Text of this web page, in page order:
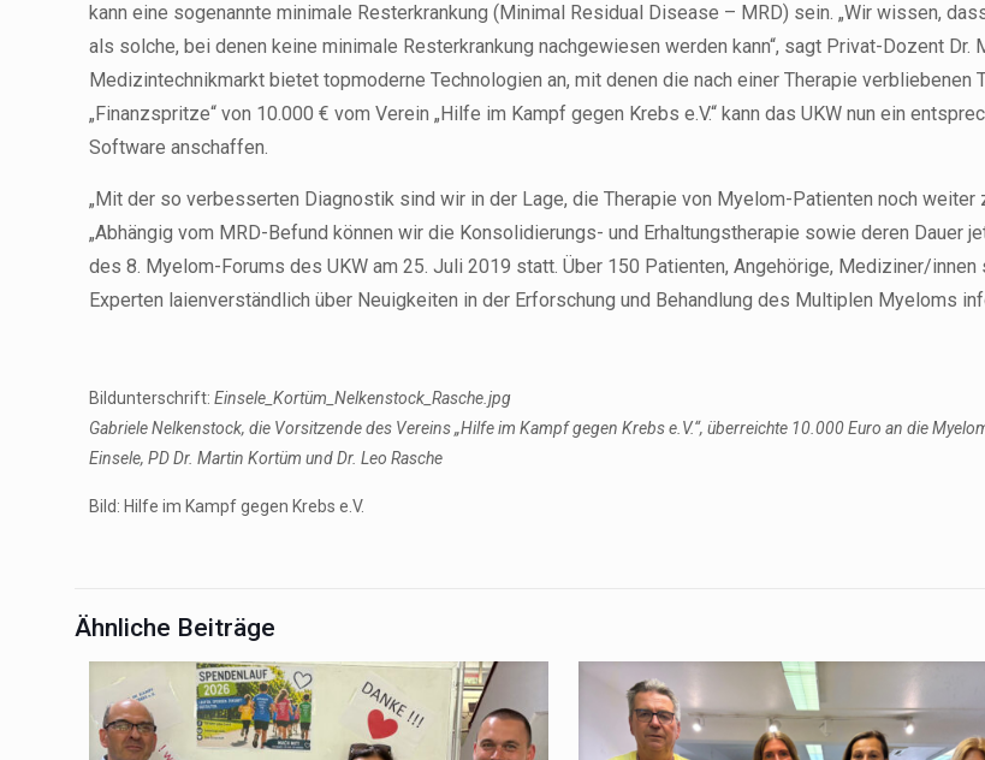
kann eine sogenannte minimale Resterkrankung (Minimal Residual Disease – MRD) sein. „Wir wissen,
als solche, bei denen keine minimale Resterkrankung nachgewiesen werden kann“, sagt Privat-Dozent
Medizintechnikmarkt bietet topmoderne Technologien an, mit denen die nach einer Therapie
„Finanzspritze“ von 10.000 € vom Verein „Hilfe im Kampf gegen Krebs e.V.“ kann das UKW nun ein
Software anschaffen.
„Mit der so verbesserten Diagnostik sind wir in der Lage, die Therapie von Myelom-Patienten noch
„Abhängig vom MRD-Befund können wir die Konsolidierungs- und Erhaltungstherapie sowie deren Dauer
des 8. Myelom-Forums des UKW am 25. Juli 2019 statt. Über 150 Patienten, Angehörige, Mediziner/
Experten laienverständlich über Neuigkeiten in der Erforschung und Behandlung des Multiplen Myeloms
Bildunterschrift:Einsele_Kortüm_Nelkenstock_Rasche.jpg
Gabriele Nelkenstock, die Vorsitzende des Vereins „Hilfe im Kampf gegen Krebs e.V.“, überreichte 10.000 Euro an die
Einsele, PD Dr. Martin Kortüm und Dr. Leo Rasche
Bild: Hilfe im Kampf gegen Krebs e.V.
Ähnliche Beiträge